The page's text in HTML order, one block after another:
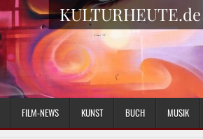
KULTURHEUTE.de
FILM-NEWS KUNST BUCH MUSIK